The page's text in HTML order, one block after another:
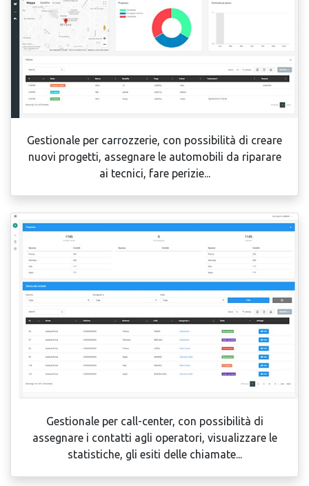
Gestionale per carrozzerie, con possibilità di creare
nuovi progetti, assegnare le automobili da riparare
ai tecnici, fare perizie...
Gestionale per call-center, con possibilità di
assegnare i contatti agli operatori, visualizzare le
statistiche, gli esiti delle chiamate...